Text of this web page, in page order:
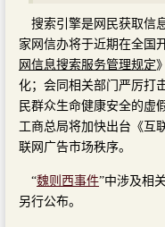
搜索引擎是网民获取信
家网信办将于近期在全国
网信息搜索服务管理规定
化；会同相关部门严厉打
民群众生命健康安全的虚
工商总局将加快出台《互
联网广告市场秩序。
“魏则西事件”中涉及相
另行公布。